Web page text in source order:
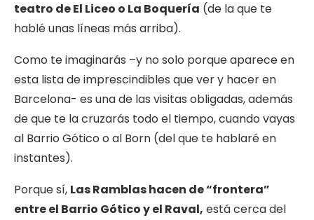
teatro de El Liceo o La Boquería (de la que te
hablé unas líneas más arriba).
Como te imaginarás –y no solo porque aparece en
esta lista de imprescindibles que ver y hacer en
Barcelona- es una de las visitas obligadas, además
de que te la cruzarás todo el tiempo, cuando vayas
al Barrio Gótico o al Born (del que te hablaré en
instantes).
Porque sí, Las Ramblas hacen de “frontera”
entre el Barrio Gótico y el Raval, está cerca del